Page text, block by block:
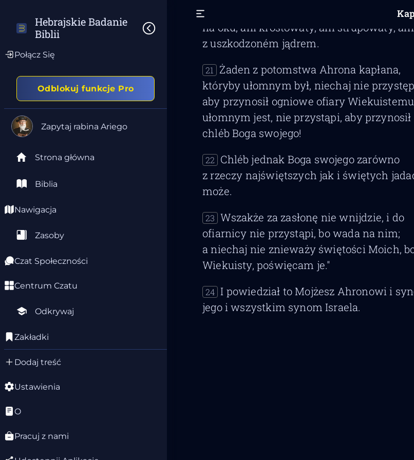
Hebrajskie Badanie
Biblii
Połącz Się
Odblokuj funkcje Pro
Zapytaj rabina Ariego
Strona główna
Biblia
Nawigacja
Zasoby
Czat Społeczności
Centrum Czatu
Odkrywaj
Zakładki
Dodaj treść
Ustawienia
O
Pracuj z nami
Ani garbaty, ani suchotnik, ani z
na oku, ani krostowaty, ani strupowaty, ani
z uszkodzoném jądrem.
21
Żaden z potomstwa Ahrona kapłana,
któryby ułomnym był, niechaj nie
aby przynosił ogniowe ofiary
ułomnym jest, nie przystąpi, aby przynosił
chléb Boga swojego!
22
Chléb jednak Boga swojego zarówno
z rzeczy najświętszych jak i świętych
może.
23 Wszakże za zasłonę nie wnijdzie, i do
ofiarnicy nie przystąpi, bo wada na nim;
a niechaj nie znieważy świętości Moich,
Wiekuisty, poświęcam je."
24 I powiedział to Mojżesz Ahronowi i
jego i wszystkim synom Israela.